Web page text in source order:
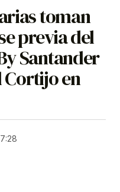
toman
previa del
Santander
Cortijo en